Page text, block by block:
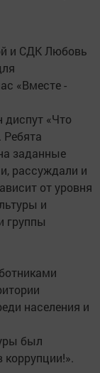
и СДК Любовь
«Вместе -
«Что
Ребята
заданные
рассуждали и
от уровня
и
группы
населения и
был